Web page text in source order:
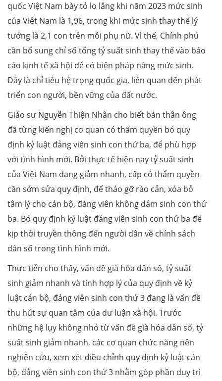
quốc Việt Nam bày tỏ lo lắng khi năm 2023 mức sinh
của Việt Nam là 1,96, trong khi mức sinh thay thế lý
tưởng là 2,1 con trên mỗi phụ nữ. Vì thế, Chính phủ
cần bổ sung chỉ số tổng tỷ suất sinh thay thế vào báo
cáo kinh tế xã hội để có biện pháp nâng mức sinh.
Đây là chỉ tiêu hệ trọng quốc gia, liên quan đến phát
triển con người, bền vững của đất nước.
Giáo sư Nguyễn Thiện Nhân cho biết bản thân ông
đã từng kiến nghị cơ quan có thẩm quyền bỏ quy
định kỷ luật đảng viên sinh con thứ ba, để phù hợp
với tình hình mới. Bởi thực tế hiện nay tỷ suất sinh
của Việt Nam đang giảm nhanh, cấp có thẩm quyền
cần sớm sửa quy định, để tháo gỡ rào cản, xóa bỏ
tâm lý cho cán bộ, đảng viên không dám sinh con thứ
ba. Bỏ quy định kỷ luật đảng viên sinh con thứ ba để
kịp thời truyền thông đến người dân về chính sách
dân số trong tình hình mới.
Thực tiễn cho thấy, vấn đề già hóa dân số, tỷ suất
sinh giảm nhanh và tính hợp lý của quy định về kỷ
luật cán bộ, đảng viên sinh con thứ 3 đang là vấn đề
thu hút sự quan tâm của dư luận xã hội. Trước
những hệ lụy không nhỏ từ vấn đề già hóa dân số, tỷ
suất sinh giảm nhanh, các cơ quan chức năng nên
nghiên cứu, xem xét điều chỉnh quy định kỷ luật cán
bộ, đảng viên sinh con thứ 3 nhằm góp phần duy trì